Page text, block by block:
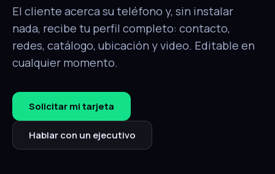
El cliente acerca su teléfono y, sin instalar
nada, recibe tu perfil completo: contacto,
redes, catálogo, ubicación y video. Editable en
cualquier momento.
Solicitar mi tarjeta
Hablar con un ejecutivo